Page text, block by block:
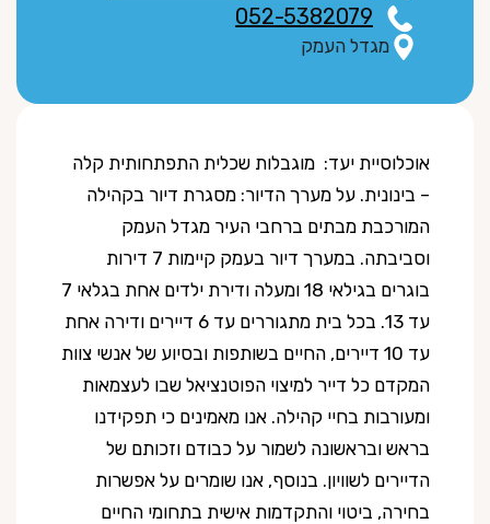
052-5382079
מגדל העמק
אוכלוסיית יעד: מוגבלות שכלית התפתחותית קלה
– בינונית. על מערך הדיור: מסגרת דיור בקהילה
המורכבת מבתים ברחבי העיר מגדל העמק
וסביבתה. במערך דיור בעמק קיימות 7 דירות
בוגרים בגילאי 18 ומעלה ודירת ילדים אחת בגלאי 7
עד 13. בכל בית מתגוררים עד 6 דיירים ודירה אחת
עד 10 דיירים, החיים בשותפות ובסיוע של אנשי צוות
המקדם כל דייר למיצוי הפוטנציאל שבו לעצמאות
ומעורבות בחיי קהילה. אנו מאמינים כי תפקידנו
בראש ובראשונה לשמור על כבודם וזכותם של
הדיירים לשוויון. בנוסף, אנו שומרים על אפשרות
בחירה, ביטוי והתקדמות אישית בתחומי החיים